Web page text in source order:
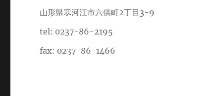
山形県寒河江市六供町2丁目3-9
tel: 0237-86-2195
fax: 0237-86-1466